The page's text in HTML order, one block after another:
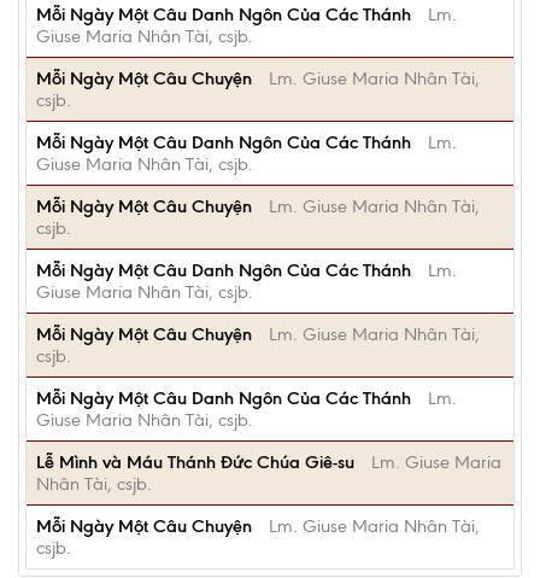
Mỗi Ngày Một Câu Danh Ngôn Của Các Thánh
Lm.
Giuse Maria Nhân Tài, csjb.
Mỗi Ngày Một Câu Chuyện
Lm. Giuse Maria Nhân Tài,
csjb.
Mỗi Ngày Một Câu Danh Ngôn Của Các Thánh
Lm.
Giuse Maria Nhân Tài, csjb.
Mỗi Ngày Một Câu Chuyện
Lm. Giuse Maria Nhân Tài,
csjb.
Mỗi Ngày Một Câu Danh Ngôn Của Các Thánh
Lm.
Giuse Maria Nhân Tài, csjb.
Mỗi Ngày Một Câu Chuyện
Lm. Giuse Maria Nhân Tài,
csjb.
Mỗi Ngày Một Câu Danh Ngôn Của Các Thánh
Lm.
Giuse Maria Nhân Tài, csjb.
Lễ Mình và Máu Thánh Đức Chúa Giê-su
Lm. Giuse Maria
Nhân Tài, csjb.
Mỗi Ngày Một Câu Chuyện
Lm. Giuse Maria Nhân Tài,
csjb.